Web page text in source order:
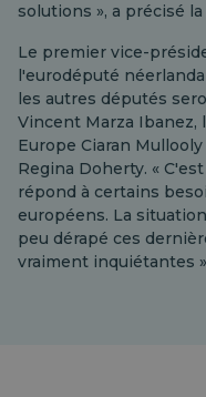
solutions », a précisé
Le premier vice-
l'eurodéputé
les autres députés
Vincent Marza Ibanez,
Europe Ciaran
Regina Doherty. «
répond à certains
européens. La
peu dérapé ces
vraiment inquiétantes